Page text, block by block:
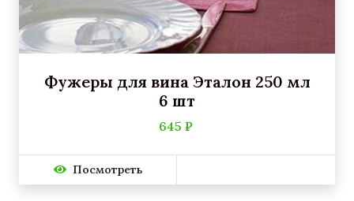
Фужеры для вина Эталон 250 мл
6 шт
645 ₽
Посмотреть